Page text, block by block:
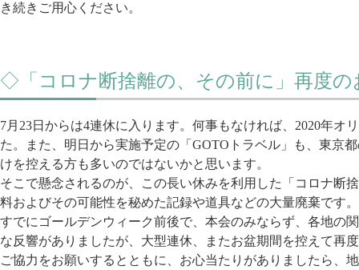
き続きご用心ください。
◇「コロナ断捨離の、その前に」再度の
7月23日からは4連休に入ります。何事もなければ、2020年オ
た。また、明日から実施予定の「GOTOトラベル」も、東京
けを控える方も多いのではないかと思います。
そこで懸念されるのが、この長い休みを利用した「コロナ断
料およびその可能性を秘めた記録や道具などの大量廃棄です。
すでにゴールデンウィーク前後で、本会のみならず、各地の
な反響がありましたが、大型連休、
またお盆期間を控えて再
ご協力 をお願いするとともに、お心当たりがありましたら、